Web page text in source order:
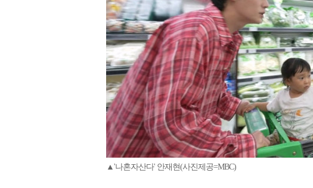
▲'나혼자산다' 안재현(사진제공=MBC)